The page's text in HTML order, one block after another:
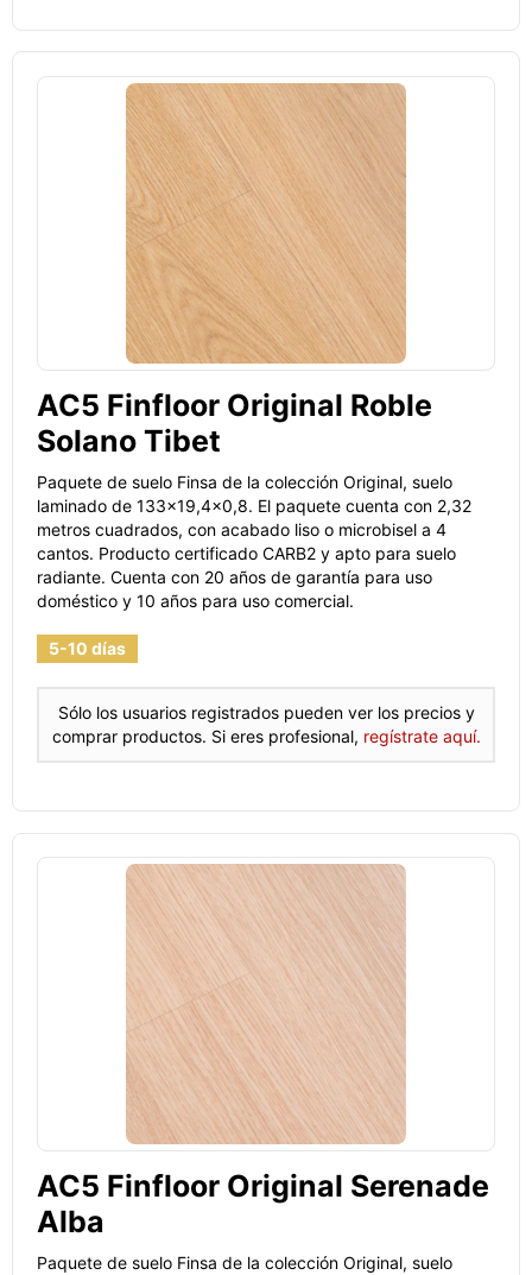
AC5 Finfloor Original Roble
Solano Tibet
Paquete de suelo Finsa de la colección Original, suelo
laminado de 133x19,4x0,8. El paquete cuenta con 2,32
metros cuadrados, con acabado liso o microbisel a 4
cantos. Producto certificado CARB2 y apto para suelo
radiante. Cuenta con 20 años de garantía para uso
doméstico y 10 años para uso comercial.
5-10 días
Sólo los usuarios registrados pueden ver los precios y
comprar productos. Si eres profesional, regístrate aquí.
AC5 Finfloor Original Serenade
Alba
Paquete de suelo Finsa de la colección Original, suelo